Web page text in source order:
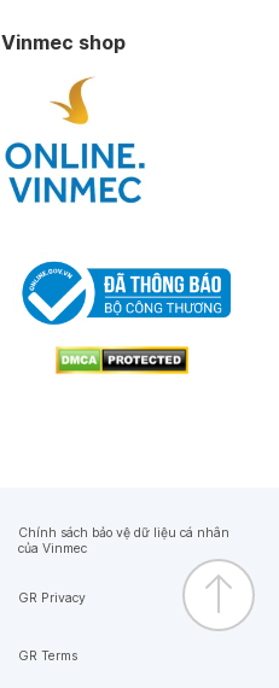
Vinmec shop
Chính sách bảo vệ dữ liệu cá nhân
của Vinmec
GR Privacy
GR Terms